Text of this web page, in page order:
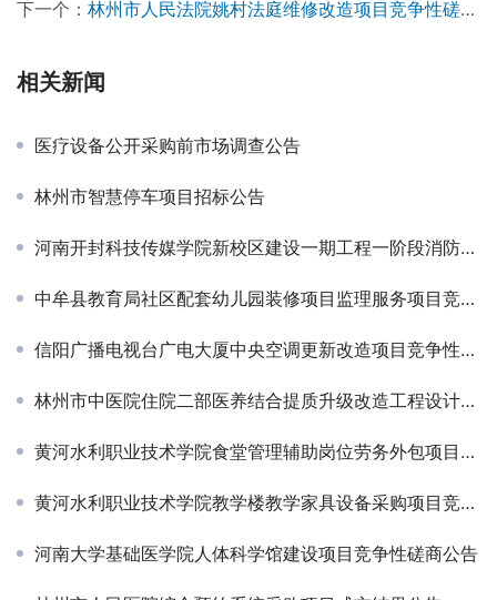
下一个： 林州市人民法院姚村法庭维修改造项目竞争性磋商公告
相关新闻
医疗设备公开采购前市场调查公告
林州市智慧停车项目招标公告
河南开封科技传媒学院新校区建设一期工程一阶段消防检测技术服务项目竞争性磋商公告
中牟县教育局社区配套幼儿园装修项目监理服务项目竞争性磋商公告￼
信阳广播电视台广电大厦中央空调更新改造项目竞争性磋商公告
林州市中医院住院二部医养结合提质升级改造工程设计项目成交结果公告￼
黄河水利职业技术学院食堂管理辅助岗位劳务外包项目竞争性磋商公告￼
黄河水利职业技术学院教学楼教学家具设备采购项目竞争性磋商公告￼
河南大学基础医学院人体科学馆建设项目竞争性磋商公告